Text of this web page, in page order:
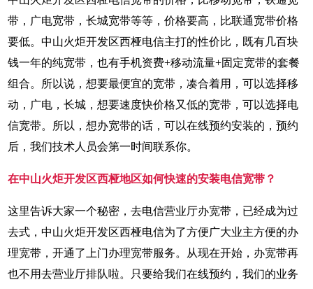
带，广电宽带，长城宽带等等，价格要高，比联通宽带价格
要低。中山火炬开发区西桠电信主打的性价比，既有几百块
钱一年的纯宽带，也有手机资费+移动流量+固定宽带的套餐
组合。所以说，想要最便宜的宽带，凑合着用，可以选择移
动，广电，长城，想要速度快价格又低的宽带，可以选择电
信宽带。所以，想办宽带的话，可以在线预约安装的，预约
后，我们技术人员会第一时间联系你。
在中山火炬开发区西桠地区如何快速的安装电信宽带？
这里告诉大家一个秘密，去电信营业厅办宽带，已经成为过
去式，中山火炬开发区西桠电信为了方便广大业主方便的办
理宽带，开通了上门办理宽带服务。从现在开始，办宽带再
也不用去营业厅排队啦。只要给我们在线预约，我们的业务